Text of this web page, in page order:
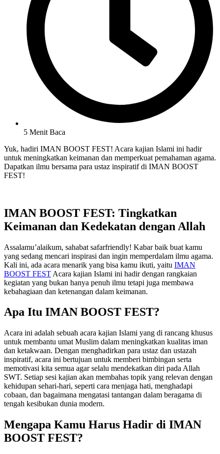
5 Menit Baca
Yuk, hadiri IMAN BOOST FEST! Acara kajian Islami ini hadir
untuk meningkatkan keimanan dan memperkuat pemahaman agama.
Dapatkan ilmu bersama para ustaz inspiratif di IMAN BOOST
FEST!
IMAN BOOST FEST: Tingkatkan
Keimanan dan Kedekatan dengan Allah
Assalamu’alaikum, sahabat safarfriendly! Kabar baik buat kamu
yang sedang mencari inspirasi dan ingin memperdalam ilmu agama.
Kali ini, ada acara menarik yang bisa kamu ikuti, yaitu IMAN
BOOST FEST Acara kajian Islami ini hadir dengan rangkaian
kegiatan yang bukan hanya penuh ilmu tetapi juga membawa
kebahagiaan dan ketenangan dalam keimanan.
Apa Itu IMAN BOOST FEST?
Acara ini adalah sebuah acara kajian Islami yang di rancang khusus
untuk membantu umat Muslim dalam meningkatkan kualitas iman
dan ketakwaan. Dengan menghadirkan para ustaz dan ustazah
inspiratif, acara ini bertujuan untuk memberi bimbingan serta
memotivasi kita semua agar selalu mendekatkan diri pada Allah
SWT. Setiap sesi kajian akan membahas topik yang relevan dengan
kehidupan sehari-hari, seperti cara menjaga hati, menghadapi
cobaan, dan bagaimana mengatasi tantangan dalam beragama di
tengah kesibukan dunia modern.
Mengapa Kamu Harus Hadir di IMAN
BOOST FEST?